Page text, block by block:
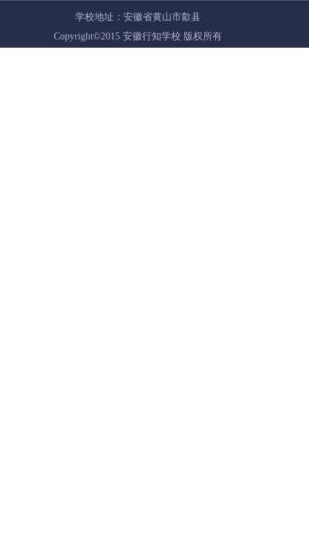
学校地址：安徽省黄山市歙县
Copyright©2015 安徽行知学校 版权所有